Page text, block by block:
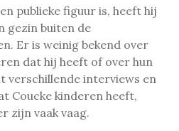
publieke figuur is, heeft hij
gezin buiten de
Er is weinig bekend over
dat hij heeft of over hun
verschillende interviews en
Coucke kinderen heeft,
zijn vaak vaag.